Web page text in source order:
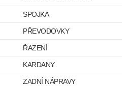
SPOJKA
PŘEVODOVKY
ŘAZENÍ
KARDANY
ZADNÍ NÁPRAVY